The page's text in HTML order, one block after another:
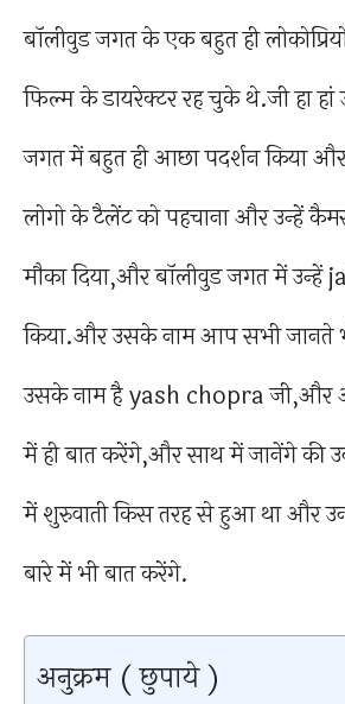
बॉलीवुड जगत के एक बहुत ही
फिल्म के डायरेक्टर रह चुके थे.जी हा हां
जगत में बहुत ही आछा पदर्शन किया
लोगो के टैलेंट को पहचाना और उन्हें
मौका दिया,और बॉलीवुड जगत में उन्हें
किया.और उसके नाम आप सभी जानते
उसके नाम है yash chopra जी,और
में ही बात करेंगे,और साथ में जानेंगे की
में शुरुवाती किस तरह से हुआ था और
बारे में भी बात करेंगे.
अनुक्रम ( छुपाये )